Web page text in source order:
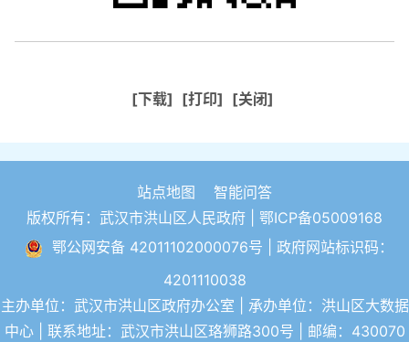
[下载] [打印] [关闭]
站点地图
智能问答
版权所有：武汉市洪山区人民政府 | 鄂ICP备05009168
鄂公网安备 42011102000076号 | 政府网站标识码：
4201110038
主办单位：武汉市洪山区政府办公室 | 承办单位：洪山区大数据
中心 | 联系地址：武汉市洪山区珞狮路300号 | 邮编：430070